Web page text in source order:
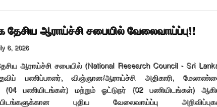
ஆராய்ச்சி சபையில் வேலைவாய்ப்பு!!
6, 2026
ஆராய்ச்சி சபையில் (National Research Council - Sri
பணிப்பாளர், விஞ்ஞான/ஆராய்ச்சி அதிகாரி,
(04 பணியிடங்கள்) மற்றும் ஓட்டுநர் (02 பணியிடங்கள்)
புதிய வேலைவாய்ப்பு